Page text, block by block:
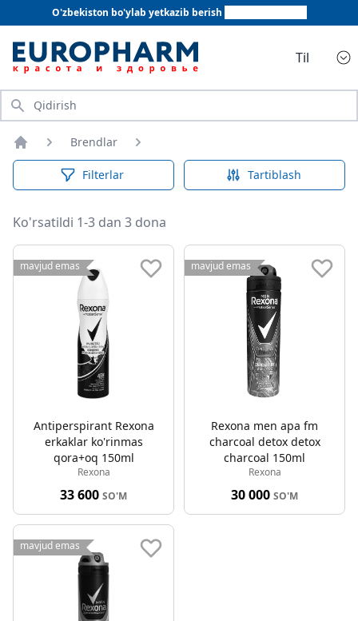
O'zbekiston bo'ylab yetkazib berish
Til
Qidirish
Bosh sahifa
Brendlar
Filterlar Tartiblash
Ko'rsatildi 1-3 dan 3 dona
mavjud emas
Antiperspirant Rexona
erkaklar ko'rinmas
qora+oq 150ml
Rexona
33 600 SO'M
mavjud emas
Rexona men apa fm
charcoal detox detox
charcoal 150ml
Rexona
30 000 SO'M
mavjud emas